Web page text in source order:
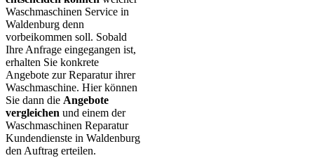
Waschmaschinen Service in
Waldenburg denn
vorbeikommen soll. Sobald
Ihre Anfrage eingegangen ist,
erhalten Sie konkrete
Angebote zur Reparatur ihrer
Waschmaschine. Hier können
Sie dann die Angebote
vergleichen und einem der
Waschmaschinen Reparatur
Kundendienste in Waldenburg
den Auftrag erteilen.